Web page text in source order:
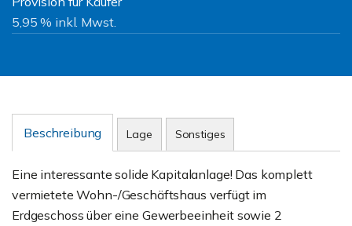
5,95 % inkl. Mwst.
Beschreibung Lage Sonstiges
Eine interessante solide Kapitalanlage! Das komplett
vermietete Wohn-/Geschäftshaus verfügt im
Erdgeschoss über eine Gewerbeeinheit sowie 2